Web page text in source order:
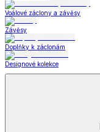
Voálové záclony a závěsy
Závěsy
Doplňky k záclonám
Designové kolekce